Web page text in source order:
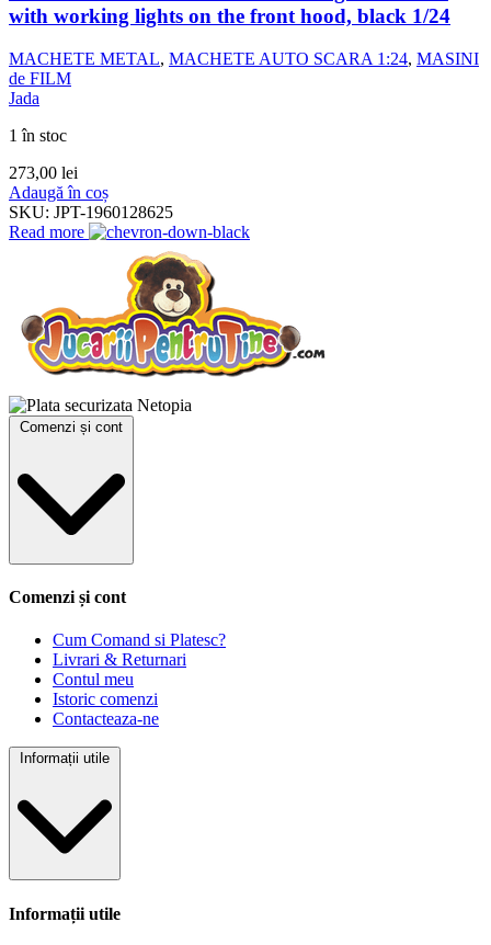
with working lights on the front hood, black 1/24
MACHETE METAL, MACHETE AUTO SCARA 1:24, MASINI
de FILM
Jada
1 în stoc
273,00 lei
Adaugă în coș
SKU: JPT-1960128625
Read more
Comenzi și cont
Comenzi și cont
Cum Comand si Platesc?
Livrari & Returnari
Contul meu
Istoric comenzi
Contacteaza-ne
Informații utile
Informații utile